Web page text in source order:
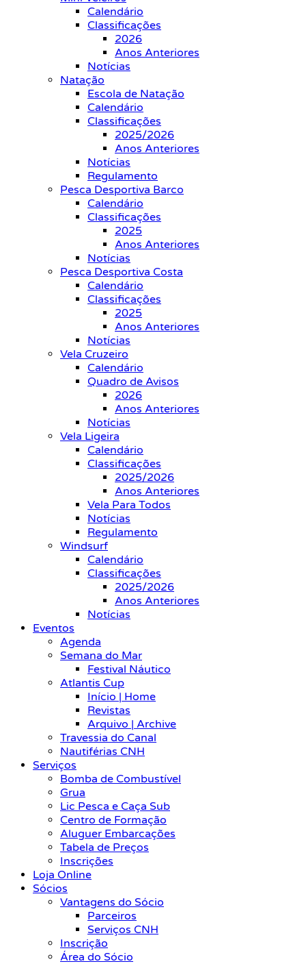
Calendário
Classificações
2026
Anos Anteriores
Notícias
Natação
Escola de Natação
Calendário
Classificações
2025/2026
Anos Anteriores
Notícias
Regulamento
Pesca Desportiva Barco
Calendário
Classificações
2025
Anos Anteriores
Notícias
Pesca Desportiva Costa
Calendário
Classificações
2025
Anos Anteriores
Notícias
Vela Cruzeiro
Calendário
Quadro de Avisos
2026
Anos Anteriores
Notícias
Vela Ligeira
Calendário
Classificações
2025/2026
Anos Anteriores
Vela Para Todos
Notícias
Regulamento
Windsurf
Calendário
Classificações
2025/2026
Anos Anteriores
Notícias
Eventos
Agenda
Semana do Mar
Festival Náutico
Atlantis Cup
Início | Home
Revistas
Arquivo | Archive
Travessia do Canal
Nautiférias CNH
Serviços
Bomba de Combustível
Grua
Lic Pesca e Caça Sub
Centro de Formação
Aluguer Embarcações
Tabela de Preços
Inscrições
Loja Online
Sócios
Vantagens do Sócio
Parceiros
Serviços CNH
Inscrição
Área do Sócio